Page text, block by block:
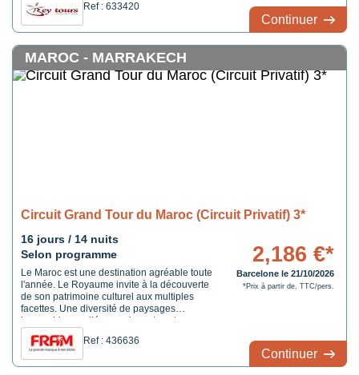
boisées. Niché en bord de plage, ce
complexe 5 étoiles marie parfaitement
détente, luxe et hospitalité authentique du
Rif.
Ref : 633420
Continuer
MAROC - MARRAKECH
Circuit Grand Tour du Maroc (Circuit Privatif) 3*
16 jours / 14 nuits
Selon programme
Le Maroc est une destination agréable toute
l'année. Le Royaume invite à la découverte
de son patrimoine culturel aux multiples
facettes. Une diversité de paysages
incroyables : vallées verdoyantes et
magnifiques canyons composent la région
du Rif et la façade méditerranéenne, tandis
que la côte atlantique est marquée par une
succession de ...
Ref : 436636
2,186 €*
Barcelone le 21/10/2026
*Prix à partir de, TTC/pers.
Continuer